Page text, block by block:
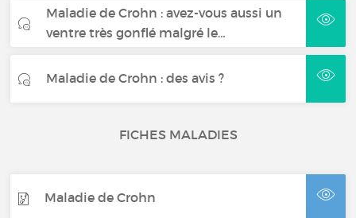
Maladie de Crohn : avez-vous aussi un
ventre très gonflé malgré le…
Maladie de Crohn : des avis ?
FICHES MALADIES
Maladie de Crohn